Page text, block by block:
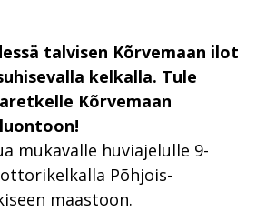
talvisen Kõrvemaan ilot
kelkalla. Tule
Kõrvemaan
mukavalle huviajelulle 9-
Põhjois-
maastoon.